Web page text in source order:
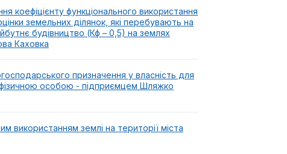
коефіцієнту функціонального використання
земельних ділянок, які перебувають на
будівництво (Кф – 0,5) на землях
Каховка
призначення у власність для
фізичною особою - підприємцем Шляжко
використанням землі на території міста